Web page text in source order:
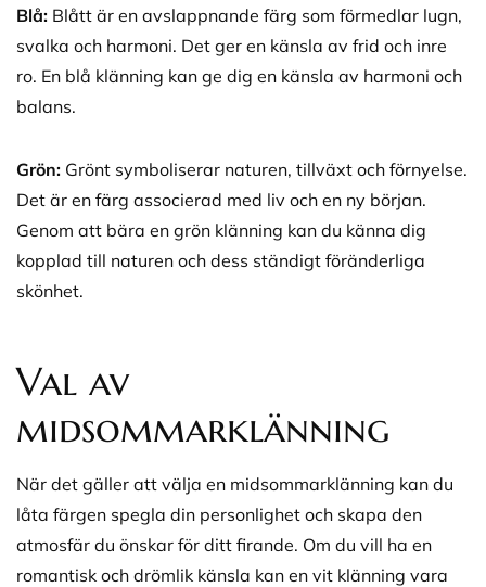
Blå: Blått är en avslappnande färg som förmedlar lugn,
svalka och harmoni. Det ger en känsla av frid och inre
ro. En blå klänning kan ge dig en känsla av harmoni och
balans.
Grön: Grönt symboliserar naturen, tillväxt och förnyelse.
Det är en färg associerad med liv och en ny början.
Genom att bära en grön klänning kan du känna dig
kopplad till naturen och dess ständigt föränderliga
skönhet.
Val av
midsommarklänning
När det gäller att välja en midsommarklänning kan du
låta färgen spegla din personlighet och skapa den
atmosfär du önskar för ditt firande. Om du vill ha en
romantisk och drömlik känsla kan en vit klänning vara